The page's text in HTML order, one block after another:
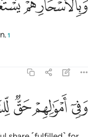
وَبِٱلْأَسْحَارِ هُمْ يَسْتَغْفِرُونَ ١٨
1
وفي اموالهم حق للسايل
وَفِىٓ أَمْوَٰلِهِمْ حَقٌّۭ لِّلسَّآئِلِ
ﲇﲈﲉ